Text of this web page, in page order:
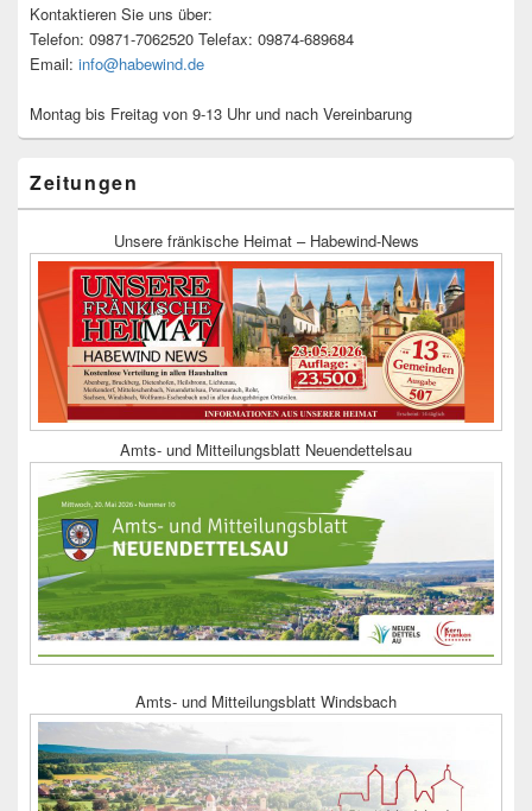
Kontaktieren Sie uns über:
Telefon: 09871-7062520 Telefax: 09874-689684
Email: info@habewind.de
Montag bis Freitag von 9-13 Uhr und nach Vereinbarung
Zeitungen
Unsere fränkische Heimat – Habewind-News
Amts- und Mitteilungsblatt Neuendettelsau
Amts- und Mitteilungsblatt Windsbach